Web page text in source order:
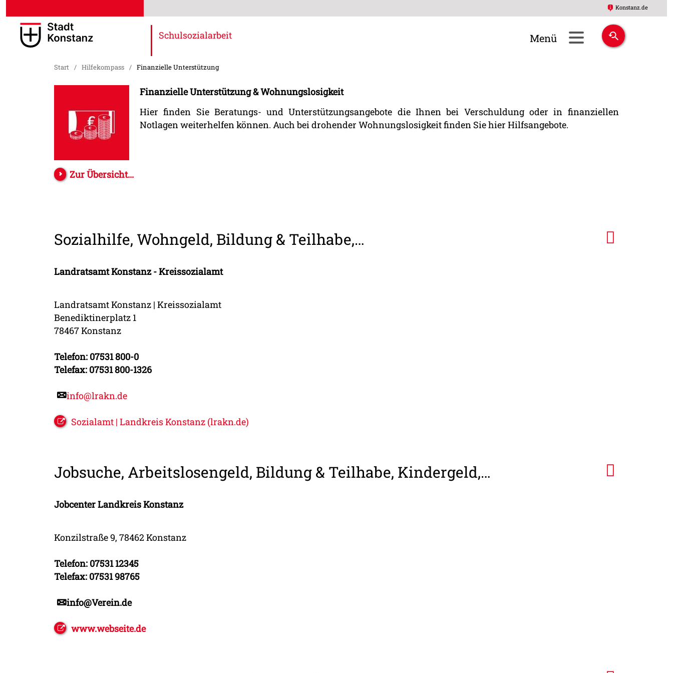
Konstanz.de
Schulsozialarbeit
Start / Hilfekompass / Finanzielle Unterstützung
Finanzielle Unterstützung & Wohnungslosigkeit
Hier finden Sie Beratungs- und Unterstützungsangebote die Ihnen bei Verschuldung oder in finanziellen
Notlagen weiterhelfen können. Auch bei drohender Wohnungslosigkeit finden Sie hier Hilfsangebote.
Zur Übersicht...
Sozialhilfe, Wohngeld, Bildung & Teilhabe,…
Landratsamt Konstanz - Kreissozialamt
Landratsamt Konstanz | Kreissozialamt
Benediktinerplatz 1
78467 Konstanz
Telefon: 07531 800-0
Telefax: 07531 800-1326
info@lrakn.de
Sozialamt | Landkreis Konstanz (lrakn.de)
Jobsuche, Arbeitslosengeld, Bildung & Teilhabe, Kindergeld,…
Jobcenter Landkreis Konstanz
Konzilstraße 9, 78462 Konstanz
Telefon: 07531 12345
Telefax: 07531 98765
info@Verein.de
www.webseite.de